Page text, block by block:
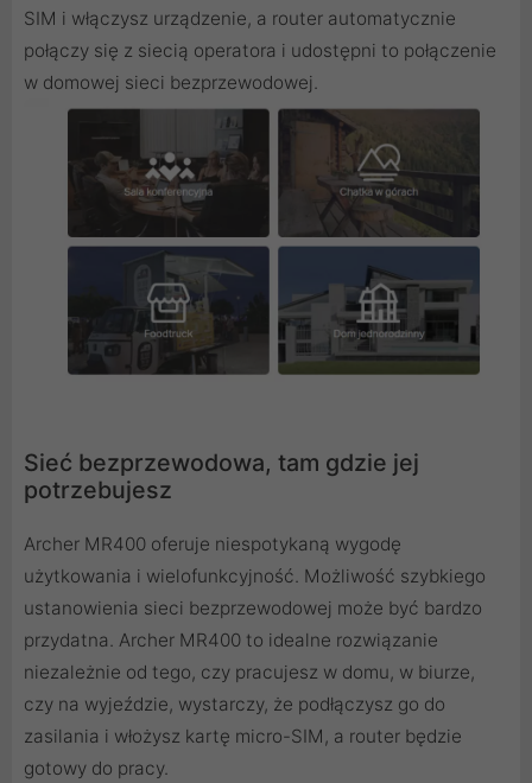
SIM i włączysz urządzenie, a router automatycznie
połączy się z siecią operatora i udostępni to połączenie
w domowej sieci bezprzewodowej.
Sieć bezprzewodowa, tam gdzie jej
potrzebujesz
Archer MR400 oferuje niespotykaną wygodę
użytkowania i wielofunkcyjność. Możliwość szybkiego
ustanowienia sieci bezprzewodowej może być bardzo
przydatna. Archer MR400 to idealne rozwiązanie
niezależnie od tego, czy pracujesz w domu, w biurze,
czy na wyjeździe, wystarczy, że podłączysz go do
zasilania i włożysz kartę micro-SIM, a router będzie
gotowy do pracy.